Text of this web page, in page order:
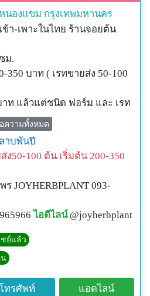
หนองแขม กรุงเทพมหานคร
า-เพาะในไทย ร้านจอยต้น
ม.
350 บาท ( เรทขายส่ง 50-100
ท แล้วแต่ชนิด ฟอร์ม และ เรท
ปลีก ขายส่ง รับจัดหา คัดฟอร์ม
หมาคันรถ ส่งแบบด่วน และ
ความทั้งหมด
าบพันปี
ง50-100 ต้น เริ่มต้น 200-350
JOYHERBPLANT 093-
ไอดีไลน์ @joyherbplant
ย์แล้ว
น
ทรศัพท์ แอดไลน์